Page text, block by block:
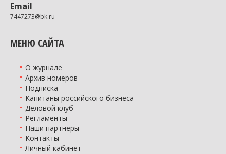
Email
7447273@bk.ru
МЕНЮ САЙТА
О журнале
Архив номеров
Подписка
Капитаны российского бизнеса
Деловой клуб
Регламенты
Наши партнеры
Контакты
Личный кабинет